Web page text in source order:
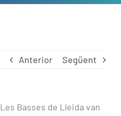
Anterior Següent
Basses de Lleida van